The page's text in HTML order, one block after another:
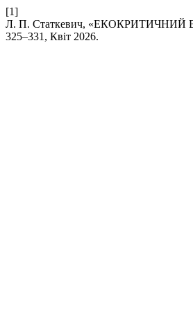
[1]
Л. П. Статкевич,
325–331, Квіт 2026.